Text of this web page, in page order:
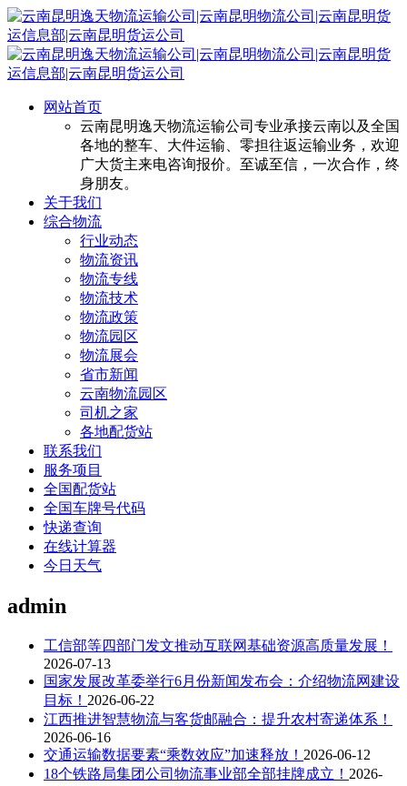
网站首页
云南昆明逸天物流运输公司专业承接云南以及全国
各地的整车、大件运输、零担往返运输业务，欢迎
广大货主来电咨询报价。至诚至信，一次合作，终
身朋友。
关于我们
综合物流
行业动态
物流资讯
物流专线
物流技术
物流政策
物流园区
物流展会
省市新闻
云南物流园区
司机之家
各地配货站
联系我们
服务项目
全国配货站
全国车牌号代码
快递查询
在线计算器
今日天气
admin
工信部等四部门发文推动互联网基础资源高质量发展！
2026-07-13
国家发展改革委举行6月份新闻发布会：介绍物流网建设
目标！ 2026-06-22
江西推进智慧物流与客货邮融合：提升农村寄递体系！
2026-06-16
交通运输数据要素“乘数效应”加速释放！ 2026-06-12
18个铁路局集团公司物流事业部全部挂牌成立！ 2026-